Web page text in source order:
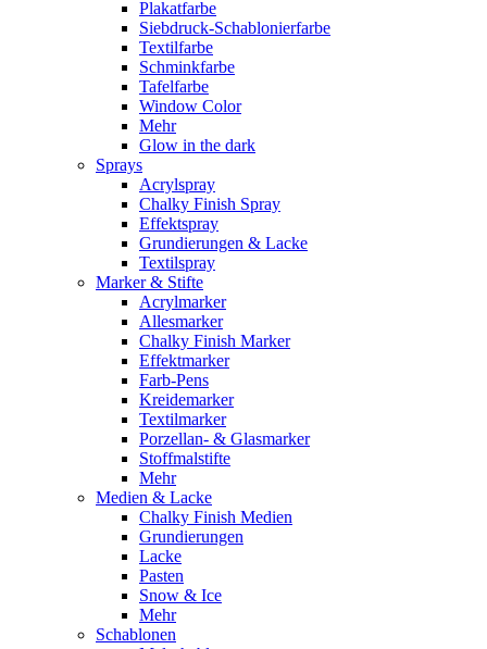
Plakatfarbe
Siebdruck-Schablonierfarbe
Textilfarbe
Schminkfarbe
Tafelfarbe
Window Color
Mehr
Glow in the dark
Sprays
Acrylspray
Chalky Finish Spray
Effektspray
Grundierungen & Lacke
Textilspray
Marker & Stifte
Acrylmarker
Allesmarker
Chalky Finish Marker
Effektmarker
Farb-Pens
Kreidemarker
Textilmarker
Porzellan- & Glasmarker
Stoffmalstifte
Mehr
Medien & Lacke
Chalky Finish Medien
Grundierungen
Lacke
Pasten
Snow & Ice
Mehr
Schablonen